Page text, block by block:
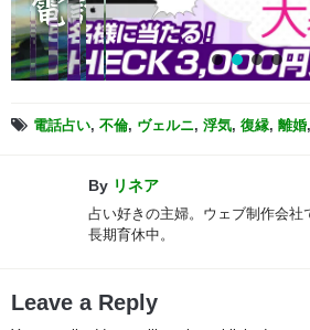
電話占い, 不倫, ヴェルニ, 浮気, 復縁, 離婚,
By リネア
占い好きの主婦。ウェブ制作会社
長期育休中。
Leave a Reply